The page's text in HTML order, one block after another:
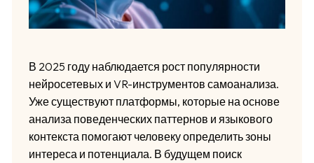
В 2025 году наблюдается рост популярности
нейросетевых и VR-инструментов самоанализа.
Уже существуют платформы, которые на основе
анализа поведенческих паттернов и языкового
контекста помогают человеку определить зоны
интереса и потенциала. В будущем поиск